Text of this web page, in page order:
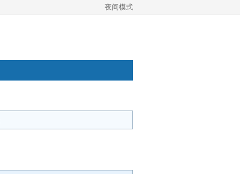
夜间模式